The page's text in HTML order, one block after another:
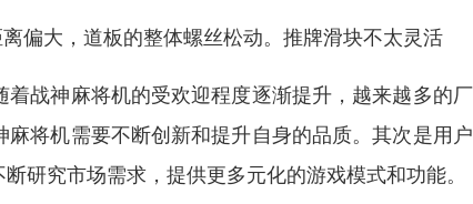
偏大，道板的整体螺丝松动。推牌滑块不太灵活
战神麻将机的受欢迎程度逐渐提升，越来越多的
将机需要不断创新和提升自身的品质。其次是用
研究市场需求，提供更多元化的游戏模式和功能。